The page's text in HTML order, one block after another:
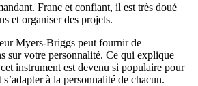
Franc et confiant, il est très doué
et organiser des projets.
Myers-Briggs peut fournir de
sur votre personnalité. Ce qui explique
instrument est devenu si populaire pour
à la personnalité de chacun.